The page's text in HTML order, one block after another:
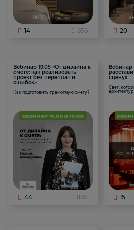
14 656 20
Вебинар 19.05 «От дизайна к
смете: как реализовать
проект без переплат и
ошибок»
Как подготовить грамотную смету?
44 1105
Вебинар
сцену»
Свет,
15